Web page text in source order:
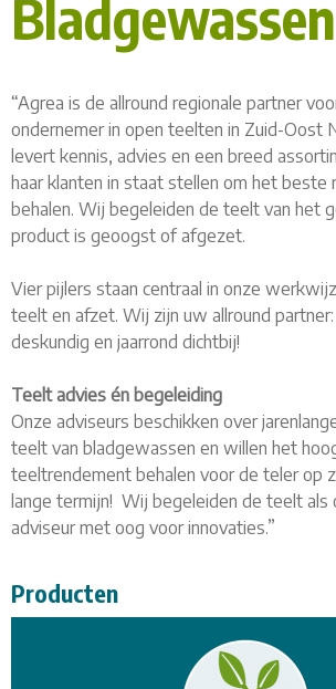
Bladgewassen
“Agrea is de allround regionale partner
ondernemer in open teelten in Zuid-Oost
levert kennis, advies en een breed
haar klanten in staat stellen om het beste
behalen. Wij begeleiden de teelt van het
product is geoogst of afgezet.
Vier pijlers staan centraal in onze
teelt en afzet. Wij zijn uw allround
deskundig en jaarrond dichtbij!
Teelt advies én begeleiding
Onze adviseurs beschikken over
teelt van bladgewassen en willen het
teeltrendement behalen voor de teler op
lange termijn! Wij begeleiden de teelt als
adviseur met oog voor innovaties.”
Producten